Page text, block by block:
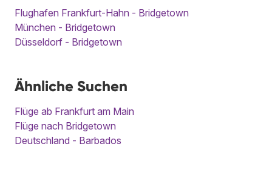
Flughafen Frankfurt-Hahn - Bridgetown
München - Bridgetown
Düsseldorf - Bridgetown
Ähnliche Suchen
Flüge ab Frankfurt am Main
Flüge nach Bridgetown
Deutschland - Barbados